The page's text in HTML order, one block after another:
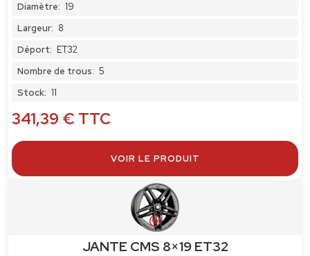
Diamètre: 19
Largeur: 8
Déport: ET32
Nombre de trous: 5
Stock: 11
341,39 € TTC
VOIR LE PRODUIT
JANTE CMS 8×19 ET32